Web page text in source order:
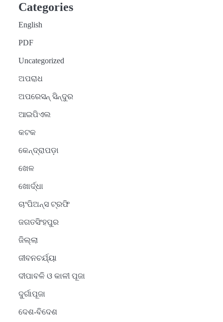
Categories
English
PDF
Uncategorized
ଅପରାଧ
ଅପରେସନ୍ ସିନ୍ଦୁର
ଆଇପିଏଲ
କଟକ
କେନ୍ଦ୍ରାପଡ଼ା
ଖେଳ
ଖୋର୍ଦ୍ଧା
ଚାଂପିଅନ୍ସ ଟ୍ରଫି
ଜଗତସିଂହପୁର
ଜିଲ୍ଲା
ଜୀବନଚର୍ଯ୍ୟା
ଦୀପାବଳି ଓ କାଳୀ ପୂଜା
ଦୁର୍ଗାପୂଜା
ଦେଶ-ବିଦେଶ